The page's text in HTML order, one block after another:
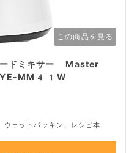
この商品を見る
ドミキサー Master
MM41W
ェットパッキン、レシピ本